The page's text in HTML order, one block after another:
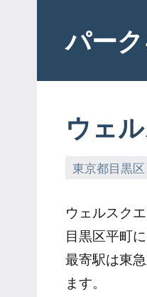
contentパー
ウェ
東京都目黒区
ウェルスク
目黒区平町
最寄駅は東
ます。